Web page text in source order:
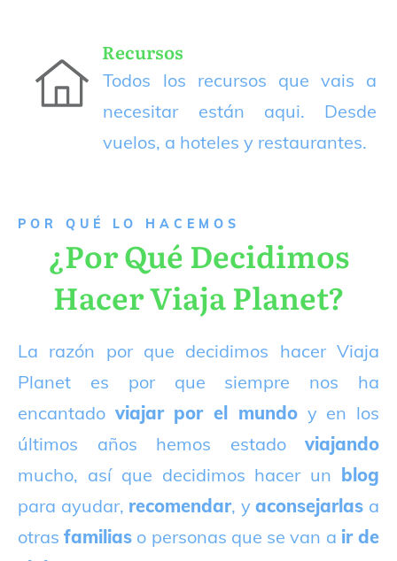
Recursos
Todos los recursos que vais a
necesitar están aqui. Desde
vuelos, a hoteles y restaurantes.
P OR QUÉ LO HACEMOS
¿Por Qué Decidimos
Hacer Viaja Planet?
La razón por que decidimos hacer Viaja
Planet es por que siempre nos ha
encantado viajar por el mundoy en los
últimos años hemos estado viajando
mucho, así que decidimos hacer un blog
para ayudar, recomendar, yaconsejarlas a
otrasfamilias o personas que se van a ir de